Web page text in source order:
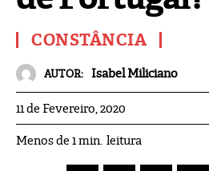
CONSTÂNCIA
AUTOR: Isabel Miliciano
11 de Fevereiro, 2020
Menos de 1min. leitura